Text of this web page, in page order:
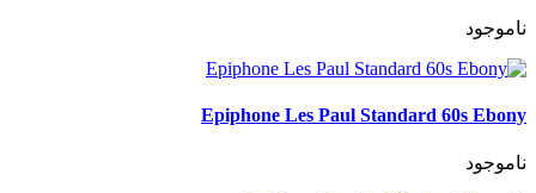
ناموجود
Epiphone Les Paul Standard 60s Ebony
ناموجود